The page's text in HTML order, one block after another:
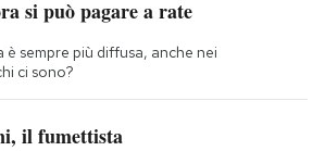
si può pagare a rate
sempre più diffusa, anche nei
ci sono?
il fumettista